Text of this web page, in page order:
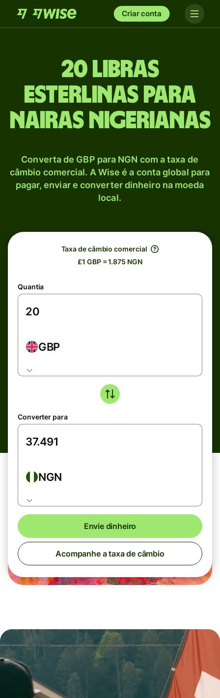
Criar conta
20 Libras
esterlinas para
Nairas nigerianas
Converta de GBP para NGN com a taxa de
câmbio comercial. A Wise é a conta global para
pagar, enviar e converter dinheiro na moeda
local.
Taxa de câmbio comercial
£1 GBP = 1.875 NGN
Quantia
GBP
Converter para
NGN
Envie dinheiro
Acompanhe a taxa de câmbio